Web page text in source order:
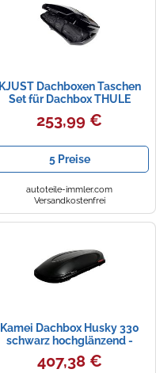
KJUST Dachboxen Taschen
Set für Dachbox THULE
MOTION 3 XL 5er-Set
253,99 €
5 Preise
autoteile-immler.com
Versandkostenfrei
Kamei Dachbox Husky 330
schwarz hochglänzend -
rechtsöffnend 08144621 : 1
Stück
407,38 €